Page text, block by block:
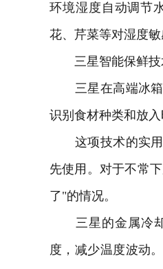
环境湿度自动调节
花、芹菜等对湿度敏
三星智能保鲜技
三星在高端冰箱
识别食材种类和放入
这项技术的实用
先使用。对于不常
了"的情况。
三星的金属冷却
度，减少温度波动